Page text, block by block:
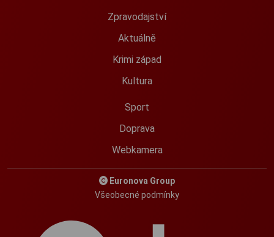
Zpravodajství
Aktuálně
Krimi západ
Kultura
Sport
Doprava
Webkamera
Euronova Group
Všeobecné podmínky